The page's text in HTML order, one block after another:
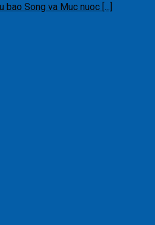
Song va Muc nuoc [...]